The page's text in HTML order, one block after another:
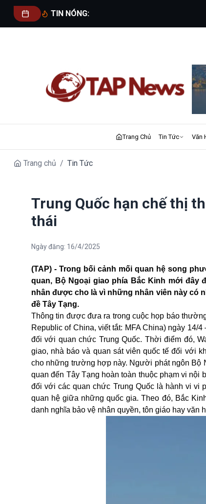
TIN NÓNG:
Trang Chủ Tin Tức Văn
Trang chủ / Tin Tức
Trung Quốc hạn chế thị
thái
Ngày đăng: 16/4/2025
(TAP) - Trong bối cảnh mối quan hệ song
quan, Bộ Ngoại giao phía Bắc Kinh mới đây
nhân được cho là vì những nhân viên này có
đề Tây Tạng.
Thông tin được đưa ra trong cuộc họp báo
Republic of China, viết tắt: MFA China) ngày 14/
đối với quan chức Trung Quốc. Thời điểm đó,
giao, nhà báo và quan sát viên quốc tế đối với
cho những trường hợp này. Người phát ngôn Bộ
quan đến Tây Tạng hoàn toàn thuộc phạm vi nội
đối với các quan chức Trung Quốc là hành vi vi
quan hệ giữa những quốc gia. Theo đó, Bắc
danh nghĩa bảo vệ nhân quyền, tôn giáo hay văn